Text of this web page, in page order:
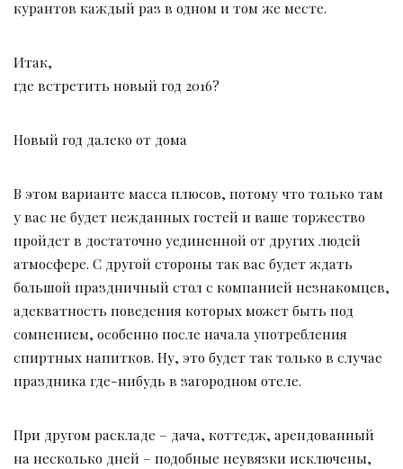
курантов каждый раз в одном и том же месте.
Итак,
где встретить новый год 2016?
Новый год далеко от дома
В этом варианте масса плюсов, потому что только там
у вас не будет нежданных гостей и ваше торжество
пройдет в достаточно уединенной от других людей
атмосфере. С другой стороны так вас будет ждать
большой праздничный стол с компанией незнакомцев,
адекватность поведения которых может быть под
сомнением, особенно после начала употребления
спиртных напитков. Ну, это будет так только в случае
праздника где-нибудь в загородном отеле.
При другом раскладе – дача, коттедж, арендованный
на несколько дней – подобные неувязки исключены,